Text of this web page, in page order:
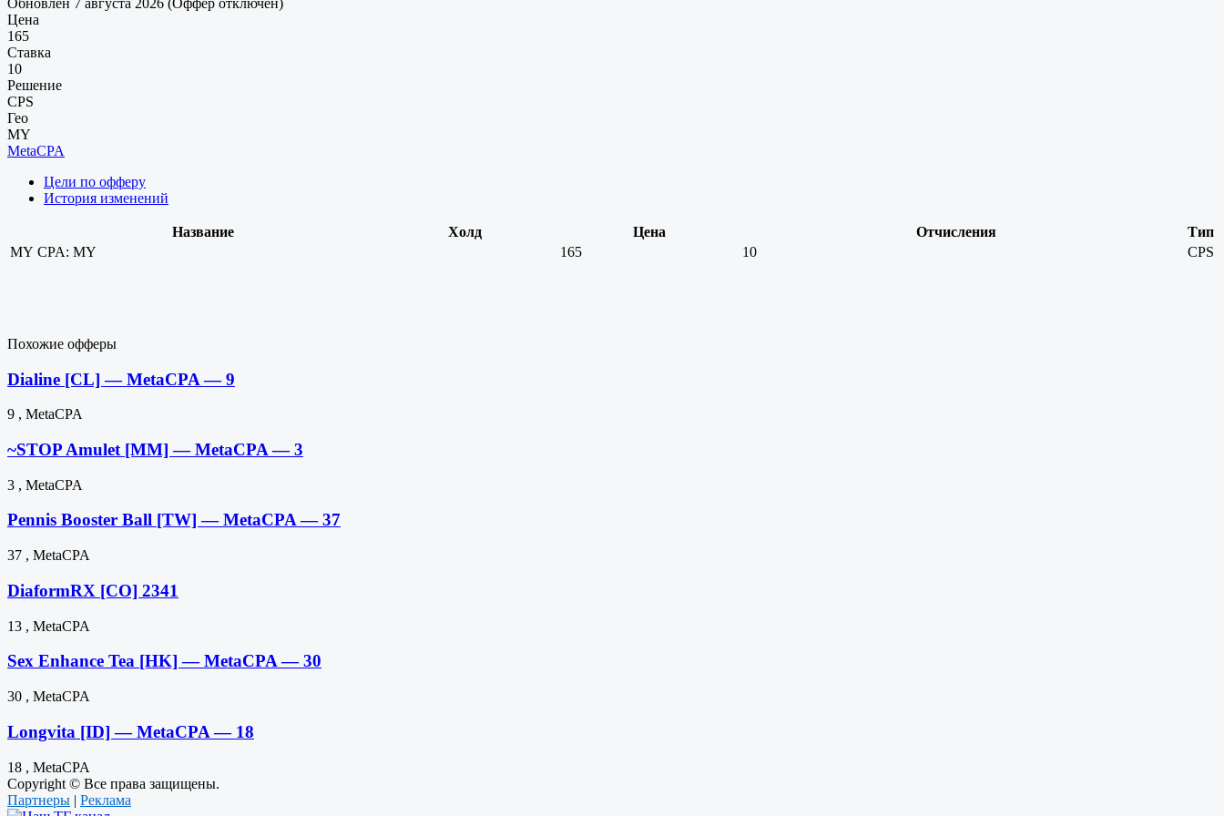
Цена
165
Ставка
10
Решение
CPS
Гео
MY
MetaCPA
Цели по офферу
История изменений
Название Холд Цена Отчисления
Тип
MY CPA: MY 165 10 CPS
Похожие офферы
Dialine [CL] — MetaCPA — 9
9 , MetaCPA
~STOP Amulet [MM] — MetaCPA — 3
3 , MetaCPA
Pennis Booster Ball [TW] — MetaCPA — 37
37 , MetaCPA
DiaformRX [CO] 2341
13 , MetaCPA
Sex Enhance Tea [HK] — MetaCPA — 30
30 , MetaCPA
Longvita [ID] — MetaCPA — 18
18 , MetaCPA
Copyright © Все права защищены.
Партнеры | Реклама